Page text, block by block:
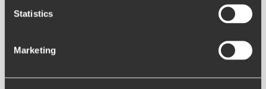
Statistics
Marketing